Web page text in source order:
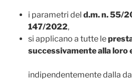
i parametri del d.m. n. 55/
147/2022,
si applicano a tutte le
successivamente alla loro
indipendentemente dalla